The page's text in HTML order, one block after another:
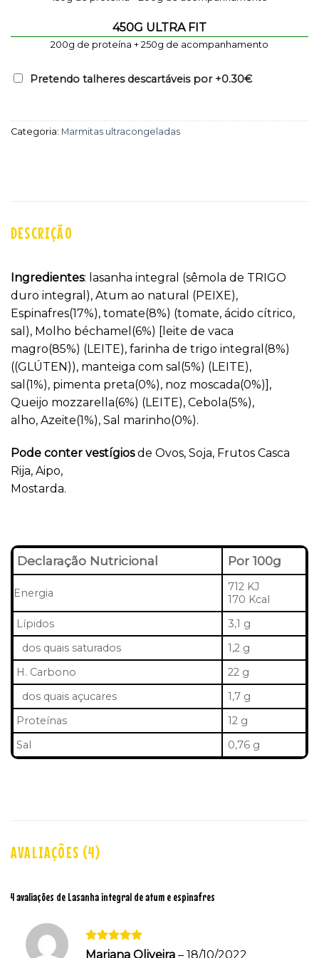
450G ULTRA FIT
200g de proteína + 250g de acompanhamento
Pretendo talheres descartáveis por +0.30€
Categoria: Marmitas ultracongeladas
DESCRIÇÃO
Ingredientes: lasanha integral (sêmola de TRIGO
duro integral), Atum ao natural (PEIXE),
Espinafres(17%), tomate(8%) (tomate, ácido cítrico,
sal), Molho béchamel(6%) [leite de vaca
magro(85%) (LEITE), farinha de trigo integral(8%)
((GLÚTEN)), manteiga com sal(5%) (LEITE),
sal(1%), pimenta preta(0%), noz moscada(0%)],
Queijo mozzarella(6%) (LEITE), Cebola(5%),
alho, Azeite(1%), Sal marinho(0%).
Pode conter vestígiosde Ovos, Soja, Frutos Casca
Rija, Aipo,
Mostarda.
Declaração Nutricional Por 100g
Energia
712 KJ
170 Kcal
Lípidos
3,1 g
dos quais saturados
1,2 g
H. Carbono
22 g
dos quais açucares
1,7 g
Proteínas
12 g
Sal
0,76 g
AVALIAÇÕES (4)
4 avaliações de Lasanha integral de atum e espinafres
Avaliação5
Mariana Oliveira – 18/10/2022